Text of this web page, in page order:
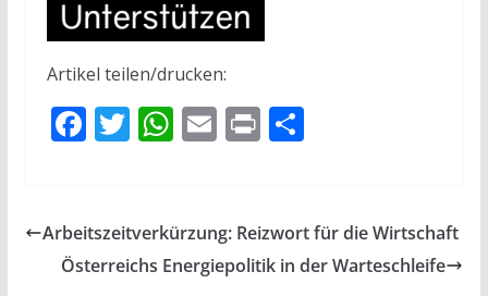
Artikel teilen/drucken:
F
ac
b
o
T
w
er
W
h
s
A
E
m
l
Pr
in
T
n
Arbeitszeitverkürzung: Reizwort für die Wirtschaft
Österreichs Energie­politik in der Warte­schleife